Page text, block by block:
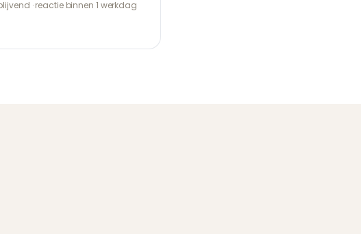
· reactie binnen 1 werkdag